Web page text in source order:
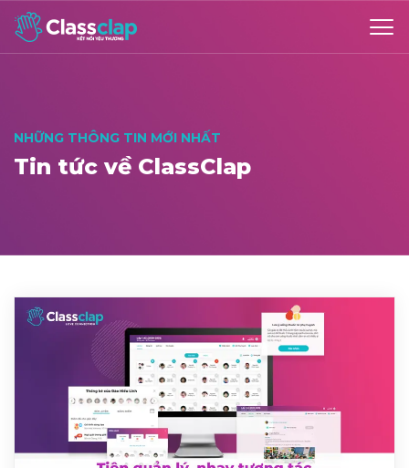
NHỮNG THÔNG TIN MỚI NHẤT
Tin tức về ClassClap